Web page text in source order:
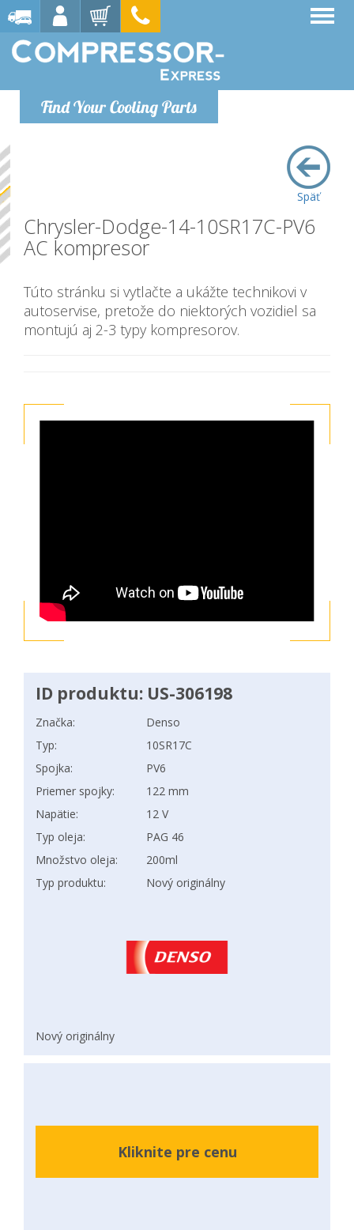
Find Your Cooling Parts
Späť
Chrysler-Dodge-14-10SR17C-PV6
AC kompresor
Túto stránku si vytlačte a ukážte technikovi v
autoservise, pretože do niektorých vozidiel sa
montujú aj 2-3 typy kompresorov.
ID produktu: US-306198
Značka:
Denso
Typ:
10SR17C
Spojka:
PV6
Priemer spojky:
122 mm
Napätie:
12 V
Typ oleja:
PAG 46
Množstvo oleja:
200ml
Typ produktu:
Nový originálny
Nový originálny
Kliknite pre cenu